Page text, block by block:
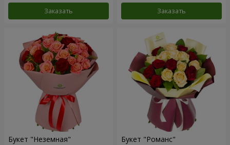
Заказать Заказать
Букет "Неземная" Букет "Романс"